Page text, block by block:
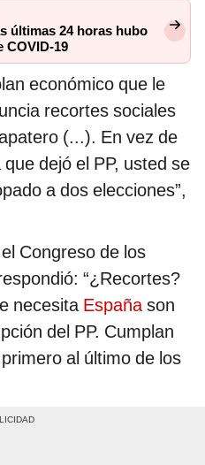
últimas 24 horas hubo
COVID-19
económico que le
recortes sociales
(...). En vez de
dejó el PP, usted se
a dos elecciones”,
Congreso de los
“¿Recortes?
necesita Españason
del PP. Cumplan
al último de los